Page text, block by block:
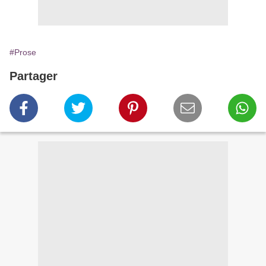
#Prose
Partager